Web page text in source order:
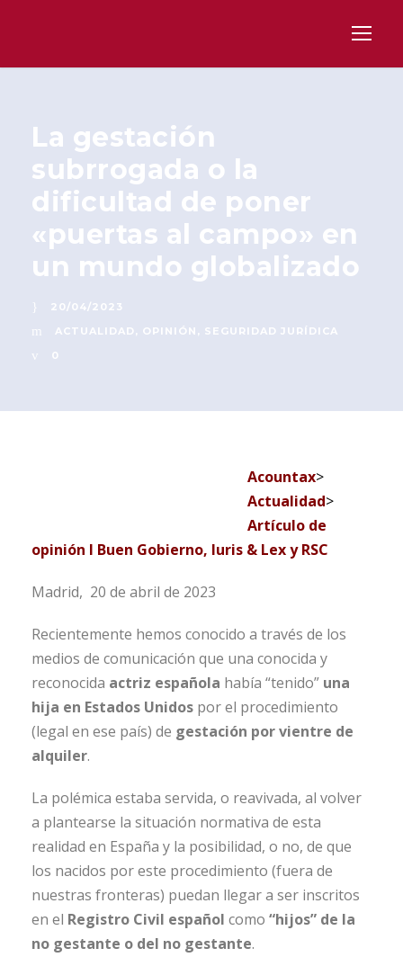
La gestación
subrrogada o la
dificultad de poner
«puertas al campo» en
un mundo globalizado
20/04/2023
ACTUALIDAD , OPINIÓN , SEGURIDAD JURÍDICA
0
Acountax>
Actualidad>
Artículo de
opinión I Buen Gobierno, Iuris & Lex y RSC
Madrid, 20 de abril de 2023
Recientemente hemos conocido a través de los
medios de comunicación que una conocida y
reconocida actriz española había “tenido” una
hija en Estados Unidos por el procedimiento
(legal en ese país) de gestación por vientre de
alquiler.
La polémica estaba servida, o reavivada, al volver
a plantearse la situación normativa de esta
realidad en España y la posibilidad, o no, de que
los nacidos por este procedimiento (fuera de
nuestras fronteras) puedan llegar a ser inscritos
en el Registro Civil español como “hijos” de la
no gestante o del no gestante.